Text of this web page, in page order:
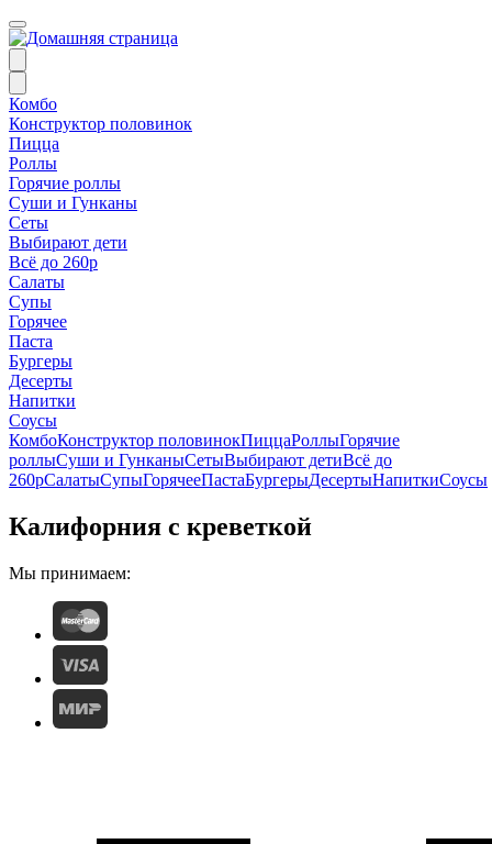
Комбо
Конструктор половинок
Пицца
Роллы
Горячие роллы
Суши и Гунканы
Сеты
Выбирают дети
Всё до 260р
Салаты
Супы
Горячее
Паста
Бургеры
Десерты
Напитки
Соусы
КомбоКонструктор половинокПиццаРоллыГорячие
роллыСуши и ГунканыСетыВыбирают детиВсё до
260рСалатыСупыГорячееПастаБургерыДесертыНапиткиСоусы
Калифорния с креветкой
Мы принимаем: